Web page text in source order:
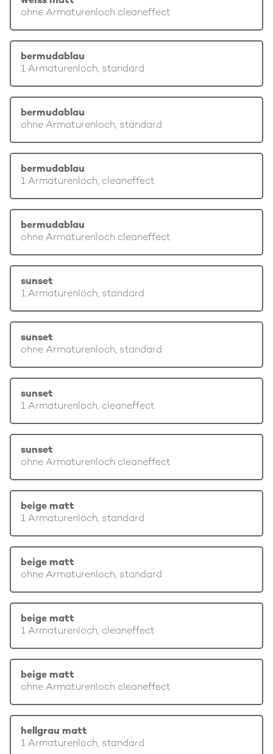
ohne Armaturenloch cleaneffect
bermudablau
1 Armaturenloch, standard
bermudablau
ohne Armaturenloch, standard
bermudablau
1 Armaturenloch, cleaneffect
bermudablau
ohne Armaturenloch cleaneffect
sunset
1 Armaturenloch, standard
sunset
ohne Armaturenloch, standard
sunset
1 Armaturenloch, cleaneffect
sunset
ohne Armaturenloch cleaneffect
beige matt
1 Armaturenloch, standard
beige matt
ohne Armaturenloch, standard
beige matt
1 Armaturenloch, cleaneffect
beige matt
ohne Armaturenloch cleaneffect
hellgrau matt
1 Armaturenloch, standard